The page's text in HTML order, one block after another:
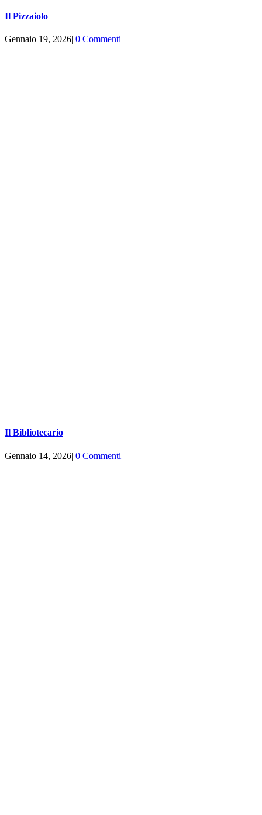
Il Pizzaiolo
Gennaio 19, 2026| 0 Commenti
Il Bibliotecario
Gennaio 14, 2026| 0 Commenti